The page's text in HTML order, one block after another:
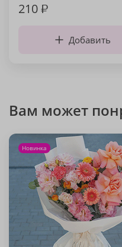
210₽
Добавить
Вам может
Новинка